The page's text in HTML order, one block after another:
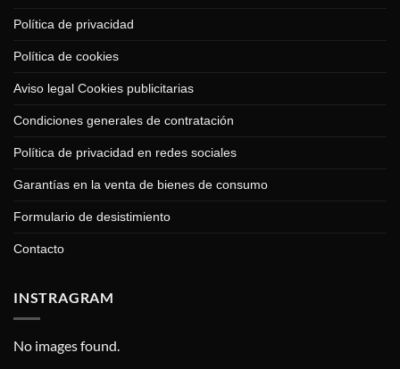
Política de privacidad
Política de cookies
Aviso legal Cookies publicitarias
Condiciones generales de contratación
Política de privacidad en redes sociales
Garantías en la venta de bienes de consumo
Formulario de desistimiento
Contacto
INSTRAGRAM
No images found.